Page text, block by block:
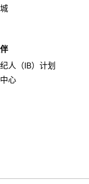
人（IB）计划
心